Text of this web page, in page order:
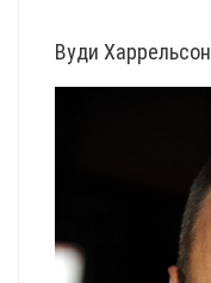
Вуди Харрельсон